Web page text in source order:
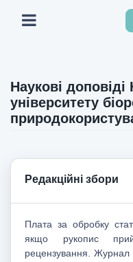
Наукові
університету
Редакційні збори
Плата за обробку
якщо рукопис
рецензування. Журнал